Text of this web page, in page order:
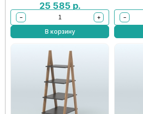
25 585 р.
−
+
В корзину
−